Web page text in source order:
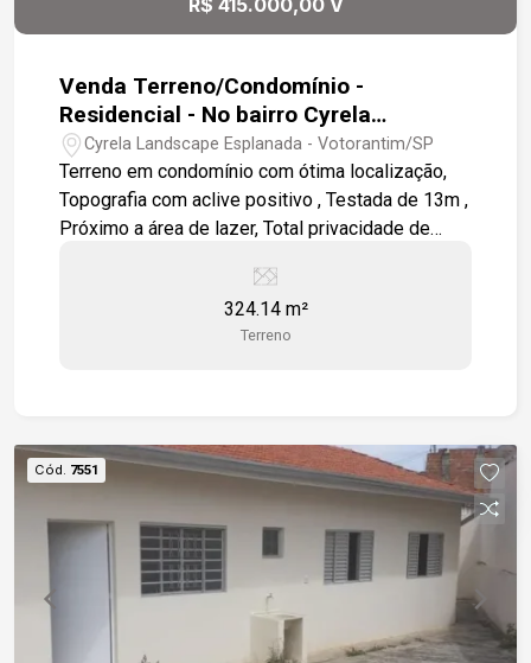
R$ 415.000,00 V
Venda Terreno/Condomínio -
Residencial - No bairro Cyrela
Landscape Esplanada
Cyrela Landscape Esplanada - Votorantim/SP
Terreno em condomínio com ótima localização,
Topografia com aclive positivo , Testada de 13m ,
Próximo a área de lazer, Total privacidade de
Rodovia João Leme dos Santos.
324.14 m²
Terreno
Cód. 7551